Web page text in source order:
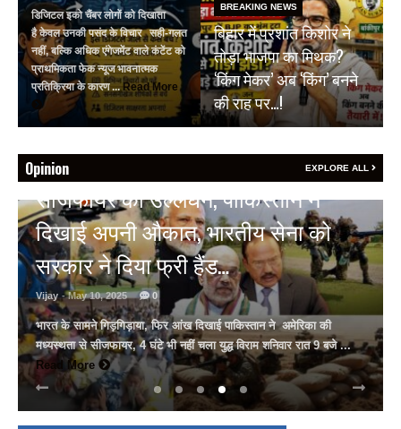
डिजिटल इको चैंबर लोगों को दिखाता
है केवल उनकी पसंद के विचार सही-गलत
नहीं, बल्कि अधिक एंगेजमेंट वाले कंटेंट को
प्राथमिकता फेक न्यूज भावनात्मक
प्रतिक्रिया के कारण ... Read More
BREAKING NEWS
बिहार में प्रशांत किशोर ने
तोड़ा भाजपा का मिथक?
‘किंग मेकर’ अब ‘किंग’ बनने
की राह पर…!
Opinion EXPLORE ALL
HOT NEWS
अल्बर्ट हॉल पर राजस्थान दिवस समारोह,
राजस्थानी लोक कलाकारों ने बांधा समां…
Vijay - March 30, 2025
अल्बर्ट हॉल पर राज्यस्तरीय सांस्कृतिक संध्या का भव्य आयोजन, उमड़ा जन
सैलाब राज्यपाल हरिभाऊ किसनराव बागडे़, मुख्यमंत्री भजनलाल शर्मा और उप
मुख्यमंत्री दिया कुमारी पहुंचे ... Read More